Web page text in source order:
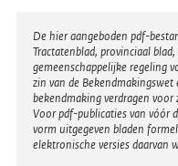
r
n
e
l
i
n
Disclaimer
De hier aangeboden pdf-
Tractatenblad, provinciaal
gemeenschappelijke regeling
zin van de
bekendmaking verdragen
Voor pdf-publicaties van vóór
vorm uitgegeven bladen
elektronische versies daarvan